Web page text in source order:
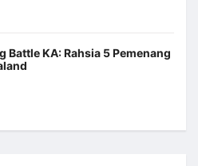
Battle KA: Rahsia 5 Pemenang